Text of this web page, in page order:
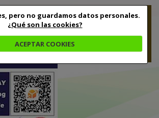
pero no guardamos datos personales.
¿Qué son las cookies?
ACEPTAR COOKIES